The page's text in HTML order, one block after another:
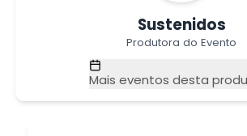
Sustenidos
Produtora do Evento
Mais eventos desta